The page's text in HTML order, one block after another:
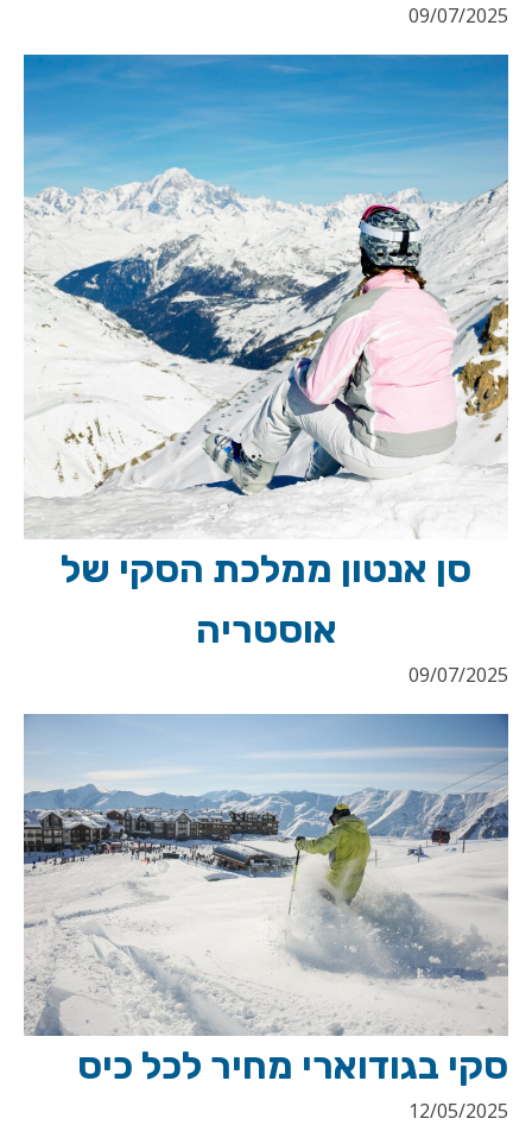
09/07/2025
סן אנטון ממלכת הסקי של
אוסטריה
09/07/2025
סקי בגודוארי מחיר לכל כיס
12/05/2025